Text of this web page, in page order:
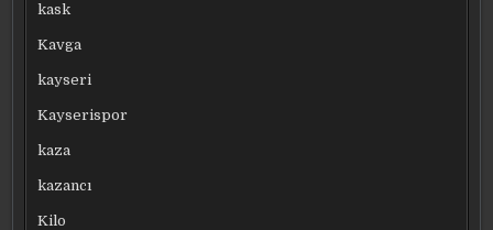
kask
Kavga
kayseri
Kayserispor
kaza
kazancı
Kilo